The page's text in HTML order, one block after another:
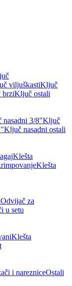
viljuškastiKljuč
brziKljuč ostali
nasadni 3/8"Ključ
Ključ nasadni ostali
Klešta
Klešta
Odvijač za
u setu
Klešta
i narezniceOstali